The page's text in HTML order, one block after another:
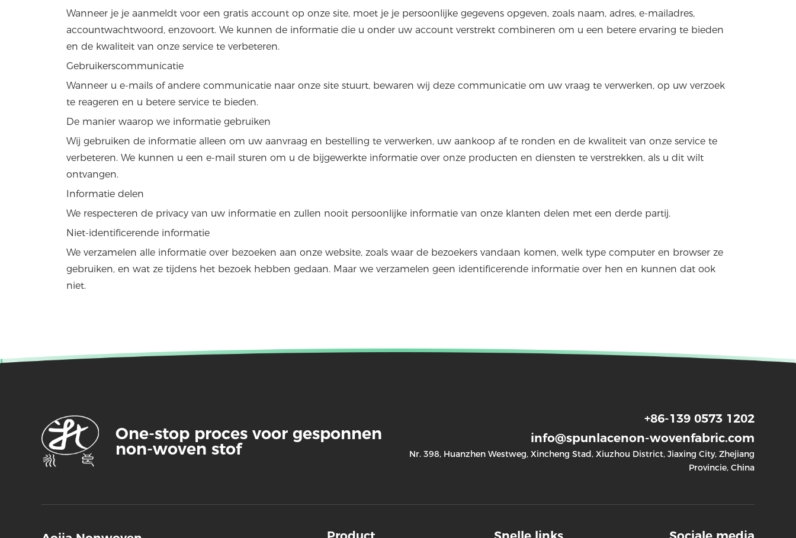
Wanneer je je aanmeldt voor een gratis account op onze site, moet je je persoonlijke gegevens opgeven, zoals naam, adres, e-mailadres,
accountwachtwoord, enzovoort. We kunnen de informatie die u onder uw account verstrekt combineren om u een betere ervaring te bieden
en de kwaliteit van onze service te verbeteren.
Gebruikerscommunicatie
Wanneer u e-mails of andere communicatie naar onze site stuurt, bewaren wij deze communicatie om uw vraag te verwerken, op uw verzoek
te reageren en u betere service te bieden.
De manier waarop we informatie gebruiken
Wij gebruiken de informatie alleen om uw aanvraag en bestelling te verwerken, uw aankoop af te ronden en de kwaliteit van onze service te
verbeteren. We kunnen u een e-mail sturen om u de bijgewerkte informatie over onze producten en diensten te verstrekken, als u dit wilt
ontvangen.
Informatie delen
We respecteren de privacy van uw informatie en zullen nooit persoonlijke informatie van onze klanten delen met een derde partij.
Niet-identificerende informatie
We verzamelen alle informatie over bezoeken aan onze website, zoals waar de bezoekers vandaan komen, welk type computer en browser ze
gebruiken, en wat ze tijdens het bezoek hebben gedaan. Maar we verzamelen geen identificerende informatie over hen en kunnen dat ook
niet.
One-stop proces voor gesponnen
non-woven stof
+86-139 0573 1202
info@spunlacenon-wovenfabric.com
Nr. 398, Huanzhen Westweg, Xincheng Stad, Xiuzhou District, Jiaxing City, Zhejiang
Provincie, China